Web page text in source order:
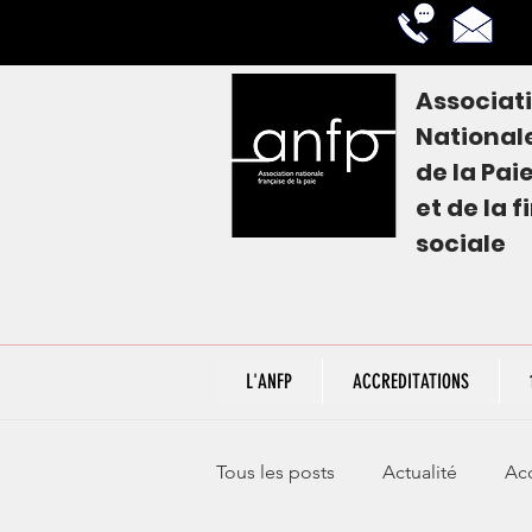
de la Paie
et de la
sociale
L'ANFP ACCREDITATIONS
Tous les posts Actualité